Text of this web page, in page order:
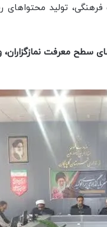
تولید محتواهای
سطح معرفت